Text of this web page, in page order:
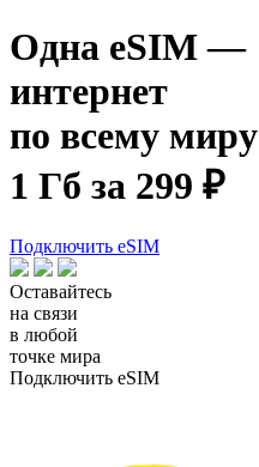
Одна eSIM —
интернет
по всему миру
1 Гб за 299 ₽
Подключить eSIM
Оставайтесь
на связи
в любой
точке мира
Подключить eSIM